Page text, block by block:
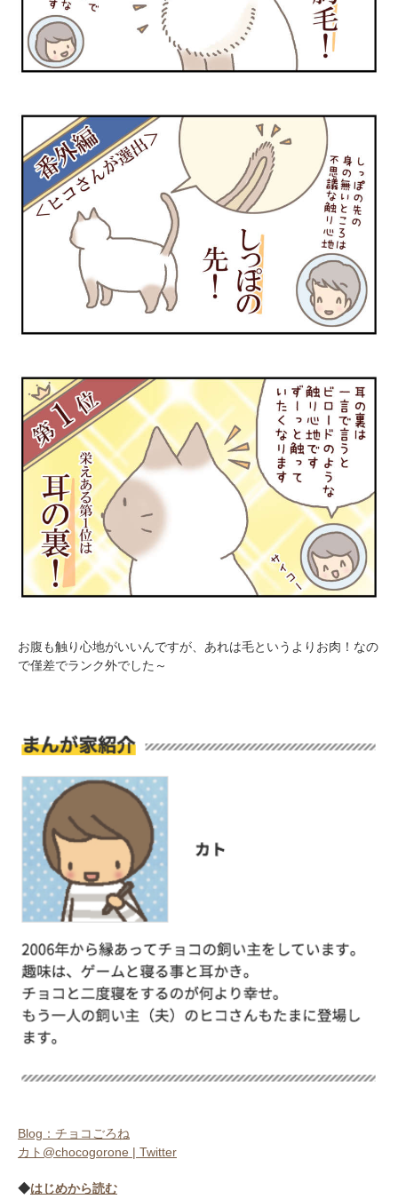
お腹も触り心地がいいんですが、あれは毛というよりお肉！なの
で僅差でランク外でした～
Blog：チョコごろね
カト@chocogorone | Twitter
◆はじめから読む
pecodogs
いぬ部をフォロー
pecocats
ねこ部をフォロー
PECOアプリをダウンロード済みの方
アプリをダウンロードする